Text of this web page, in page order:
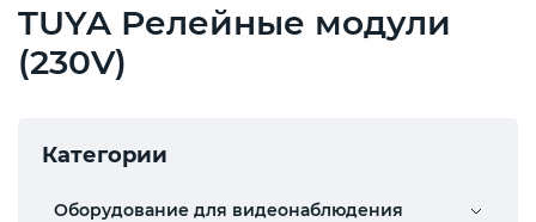
TUYA Релейные модули
(230V)
Категории
Оборудование для видеонаблюдения